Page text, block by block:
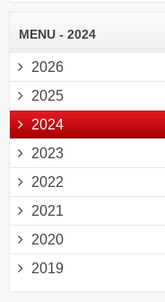
MENU - 2024
2026
2025
2024
2023
2022
2021
2020
2019